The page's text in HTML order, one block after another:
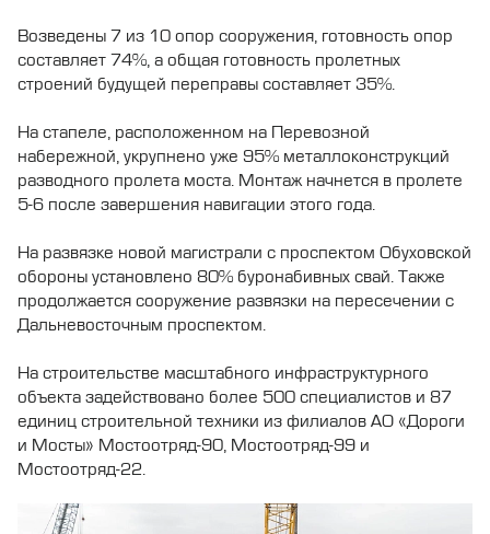
Возведены 7 из 10 опор сооружения, готовность опор
составляет 74%, а общая готовность пролетных
строений будущей переправы составляет 35%.
На стапеле, расположенном на Перевозной
набережной, укрупнено уже 95% металлоконструкций
разводного пролета моста. Монтаж начнется в пролете
5-6 после завершения навигации этого года.
На развязке новой магистрали с проспектом Обуховской
обороны установлено 80% буронабивных свай. Также
продолжается сооружение развязки на пересечении с
Дальневосточным проспектом.
На строительстве масштабного инфраструктурного
объекта задействовано более 500 специалистов и 87
единиц строительной техники из филиалов АО «Дороги
и Мосты» Мостоотряд-90, Мостоотряд-99 и
Мостоотряд-22.